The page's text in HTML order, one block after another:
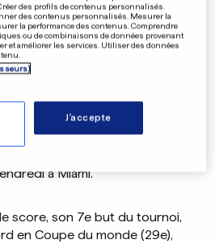
Statistiques Résumé
titre, s'est très difficilement
finale du Mondial-2026, où elle
venant à bout, après
à Miami.
score, son 7e but du tournoi,
en Coupe du monde (29e),
des profils de contenus personnalisés.
des contenus personnalisés. Mesurer la
la performance des contenus. Comprendre
ou de combinaisons de données provenant
et améliorer les services. Utiliser des données
J'accepte